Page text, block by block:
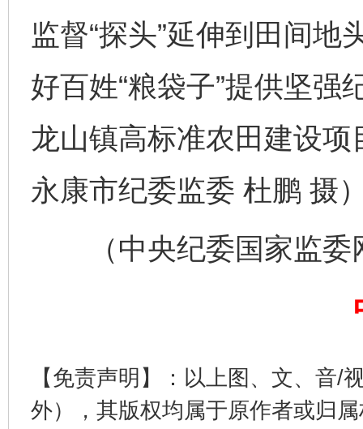
监督“探头”延伸到田间
好百姓“粮袋子”提供坚
龙山镇高标准农田建设
永康市纪委监委 杜鹏 摄
（中央纪委国家监委
【免责声明】：以上图、文、音/
外），其版权均属于原作者或归
完善运行机制助力责任有效落实 一纸欠